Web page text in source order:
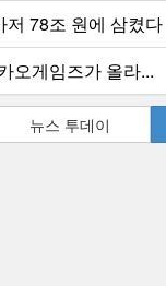
78조 원에 삼켰다
오게임즈가 올라...
뉴스 투데이